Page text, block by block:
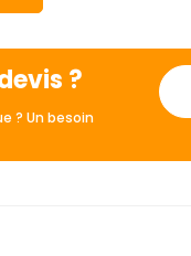
?
? Un besoin